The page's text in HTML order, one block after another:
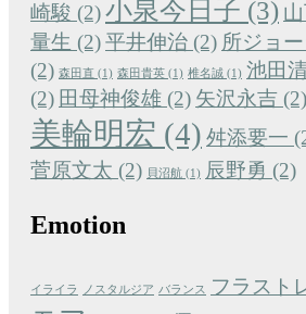
崎駿 (2)小泉今日子 (3)
量生 (2)平井伸治 (2) 所ジョ
(2) 森田直 (1) 森田貴英 (1) 椎名誠 (1) 池田
(2) 田母神俊雄 (2) 矢沢永吉 (2)
美輪明宏 (4) 舛添要一
菅原文太 (2) 貝沼航 (1) 辰野勇 (2)
Emotion
イライラ ノスタルジア バランス フラスト